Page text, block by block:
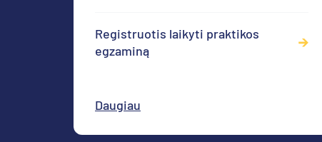
Registruotis laikyti praktikos
egzaminą
Daugiau